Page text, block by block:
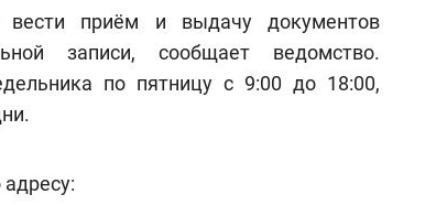
приём и выдачу документов
записи, сообщает ведомство.
по пятницу с 9:00 до 18:00,